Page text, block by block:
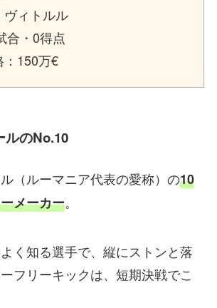
ヴィトルル
合・0得点
：150万€
ルのNo.10
（ルーマニア代表の愛称）の10
メーカー。
く知る選手で、縦にストンと落
フリーキックは、短期決戦でこ